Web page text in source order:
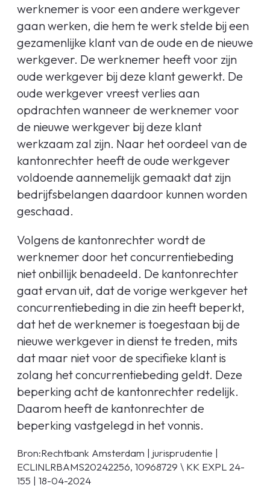
werknemer is voor een andere werkgever
gaan werken, die hem te werk stelde bij een
gezamenlijke klant van de oude en de nieuwe
werkgever. De werknemer heeft voor zijn
oude werkgever bij deze klant gewerkt. De
oude werkgever vreest verlies aan
opdrachten wanneer de werknemer voor
de nieuwe werkgever bij deze klant
werkzaam zal zijn. Naar het oordeel van de
kantonrechter heeft de oude werkgever
voldoende aannemelijk gemaakt dat zijn
bedrijfsbelangen daardoor kunnen worden
geschaad.
Volgens de kantonrechter wordt de
werknemer door het concurrentiebeding
niet onbillijk benadeeld. De kantonrechter
gaat ervan uit, dat de vorige werkgever het
concurrentiebeding in die zin heeft beperkt,
dat het de werknemer is toegestaan bij de
nieuwe werkgever in dienst te treden, mits
dat maar niet voor de specifieke klant is
zolang het concurrentiebeding geldt. Deze
beperking acht de kantonrechter redelijk.
Daarom heeft de kantonrechter de
beperking vastgelegd in het vonnis.
Bron:Rechtbank Amsterdam | jurisprudentie |
ECLINLRBAMS20242256, 10968729 \ KK EXPL 24-
155 | 18-04-2024